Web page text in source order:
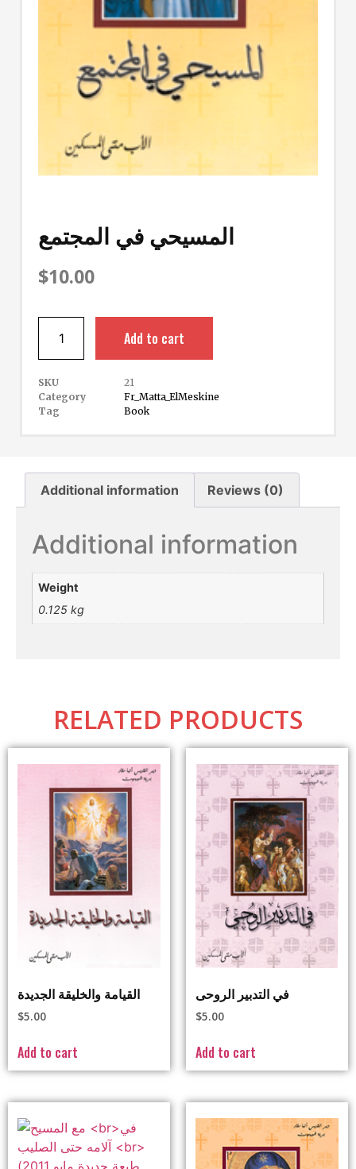
المسيحي في المجتمع
$10.00
Add to cart
SKU
21
Category
Fr_Matta_ElMeskine
Tag
Book
Additional information Reviews (0)
Additional information
Weight
0.125 kg
RELATED PRODUCTS
القيامة والخليقة الجديدة
$5.00
Add to cart
في التدبير الروحى
$5.00
Add to cart